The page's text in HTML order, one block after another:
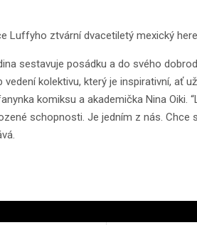
Luffyho ztvární dvacetiletý mexický
sestavuje posádku a do svého
kolektivu, který je inspirativní, ať
komiksu a akademička Nina Oiki.
schopnosti. Je jedním z nás.